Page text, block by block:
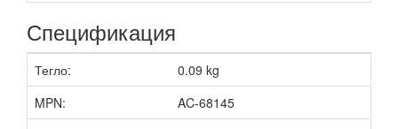
Спецификация
Тегло:
0.09 kg
MPN:
AC-68145